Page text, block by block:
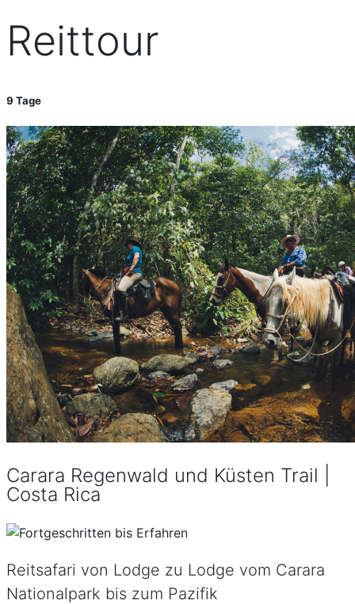
Reittour
9 Tage
Carara Regenwald und Küsten Trail |
Costa Rica
Reitsafari von Lodge zu Lodge vom Carara
Nationalpark bis zum Pazifik